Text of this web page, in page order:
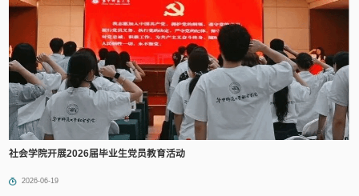
社会学院开展2026届毕业生党员教育活动
2026-06-19